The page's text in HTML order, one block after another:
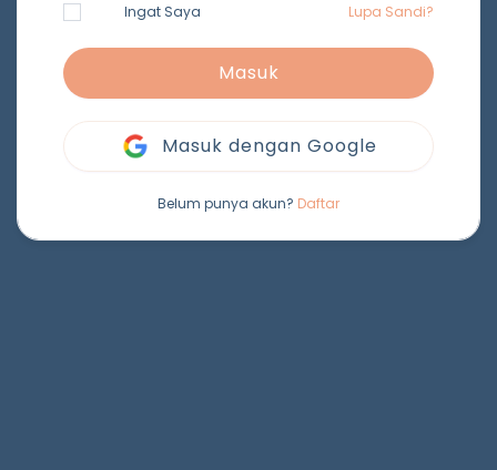
Ingat Saya Lupa Sandi?
Masuk
Masuk dengan Google
Belum punya akun? Daftar